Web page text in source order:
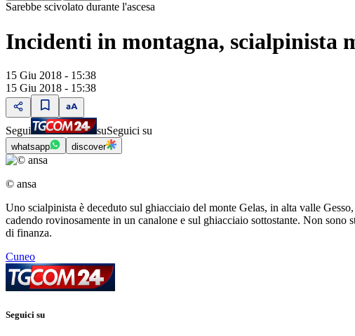
Sarebbe scivolato durante l'ascesa
Incidenti in montagna, scialpinista
15 Giu 2018 - 15:38
15 Giu 2018 - 15:38
Segui suSeguici su
whatsapp discover
© ansa
Uno scialpinista è deceduto sul ghiacciaio del monte Gelas, in alta valle
cadendo rovinosamente in un canalone e sul ghiacciaio sottostante. Non
di finanza.
Cuneo
Seguici su